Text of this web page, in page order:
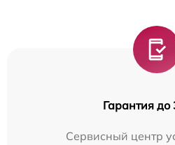
Гарантия до
Сервисный центр